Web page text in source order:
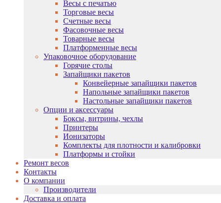
Весы с печатью
Торговые весы
Счетные весы
Фасовочные весы
Товарные весы
Платформенные весы
Упаковочное оборудование
Горячие столы
Запайщики пакетов
Конвейерные запайщики пакетов
Напольные запайщики пакетов
Настольные запайщики пакетов
Опции и аксессуары
Боксы, витрины, чехлы
Принтеры
Ионизаторы
Комплекты для плотности и калибровки
Платформы и стойки
Ремонт весов
Контакты
О компании
Производители
Доставка и оплата